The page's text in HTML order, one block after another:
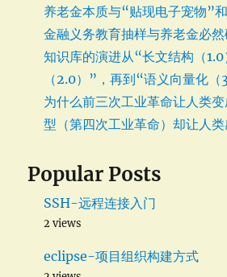
养老金本质与“贴现电子宠物”
金融义务教育抽样与养老金必
知识库的演进从“长文结构（
（2.0）”，再到“语义向量化（
为什么前三次工业革命让人类
型（第四次工业革命）却让人
Popular Posts
SSH-远程连接入门
2 views
eclipse-项目组织构建方式